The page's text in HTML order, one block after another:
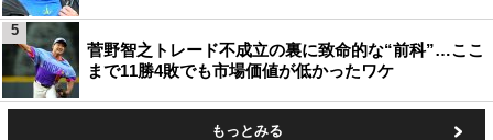
菅野智之トレード不成立の裏に致命的な“前科”…ここ
まで11勝4敗でも市場価値が低かったワケ
5
もっとみる